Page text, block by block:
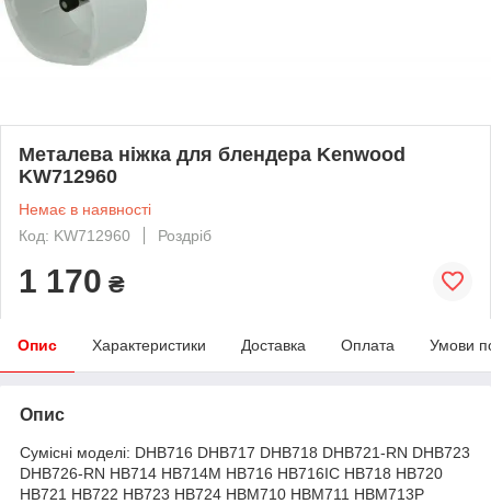
Металева ніжка для блендера Kenwood
KW712960
Немає в наявності
Код: KW712960
Роздріб
1 170 ₴
Опис Характеристики Доставка Оплата Умови
Опис
Сумісні моделі: DHB716 DHB717 DHB718 DHB721-RN DHB723
DHB726-RN HB714 HB714M HB716 HB716IC HB718 HB720
HB721 HB722 HB723 HB724 HBM710 HBM711 HBM713P